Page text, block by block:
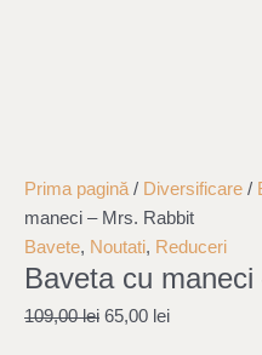
Prima pagină / Diversificare /
maneci – Mrs. Rabbit
Bavete, Noutati, Reduceri
Baveta cu
109,00lei
Original
price
was:
109,00 lei.
65,00 lei
Current
price
is:
65,00 lei.
Cantitate
Baveta
cu
maneci